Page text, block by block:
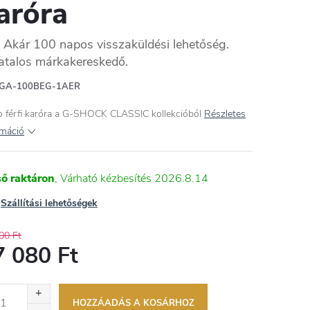
Akár 100 napos visszaküldési lehetőség.
márkakereskedő.
100BEG-1AER
férfi karóra a G-SHOCK CLASSIC kollekcióból Részletes
raktáron 2026.8.14
Szállítási lehetőségek
Ft
080 Ft
HOZZÁADÁS A KOSÁRHOZ